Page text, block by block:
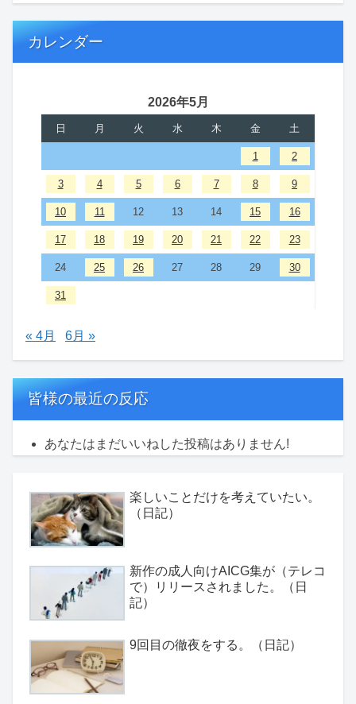
カレンダー
2026年5月
日 月 火 水 木 金 土
1 2
3 4 5 6 7 8 9
10 11 12 13 14 15 16
17 18 19 20 21 22 23
24 25 26 27 28 29 30
31
« 4月 6月 »
皆様の最近の反応
あなたはまだいいねした投稿はありません!
楽しいことだけを考えていたい。
（日記）
新作の成人向けAICG集が（テレコ
で）リリースされました。（日
記）
9回目の徹夜をする。（日記）